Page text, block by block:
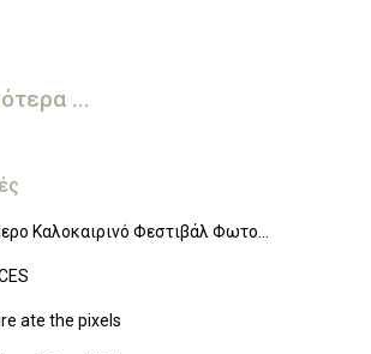
...
Καλοκαιρινό Φεστιβάλ Φωτο...
ate the pixels